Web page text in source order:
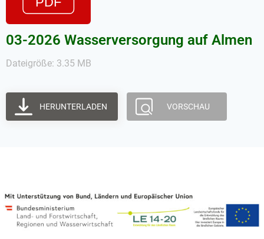
03-2026 Wasserversorgung auf Almen
Dateigröße: 3.35 MB
HERUNTERLADEN VORSCHAU